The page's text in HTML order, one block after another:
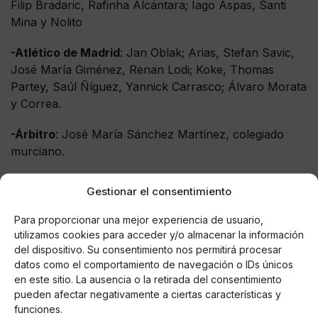
Gestionar el consentimiento
Para proporcionar una mejor experiencia de usuario,
utilizamos cookies para acceder y/o almacenar la información
del dispositivo. Su consentimiento nos permitirá procesar
datos como el comportamiento de navegación o IDs únicos
en este sitio. La ausencia o la retirada del consentimiento
pueden afectar negativamente a ciertas características y
funciones.
Filip Bradaric, Rafinha Alcántara; Iago Aspas, Santi
Mina y Nolito
-Atlético de Madrid: Jan Oblak; Arias, Stefan Savic,
José María Giménez, Renan Lodi; Koke, Thomas
Partey, Saúl Ñíguez, Yannick Carrasco; Álvaro Morata
y Correa.
-Árbitro: José María Sánchez Martínez, colegiado
murciano.
AUTOR
Anlopez7
Actual estudiante de periodismo en la
Universidad de Sevilla. Tras colaborar con